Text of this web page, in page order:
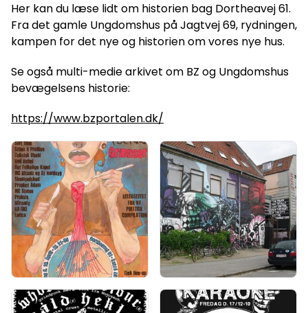
Her kan du læse lidt om historien bag Dortheavej 61.
Fra det gamle Ungdomshus på Jagtvej 69, rydningen,
kampen for det nye og historien om vores nye hus.
Se også multi-medie arkivet om BZ og Ungdomshus
bevægelsens historie:
https://www.bzportalen.dk/